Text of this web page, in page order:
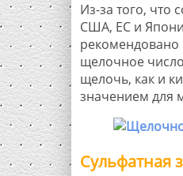
Из-за того, что
США, ЕС и
щелочное
щелочь, как и
значением для
Сульфатная